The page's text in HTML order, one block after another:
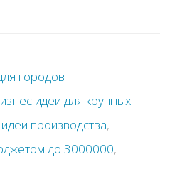
городов
идеи для крупных
производства,
до 3000000,